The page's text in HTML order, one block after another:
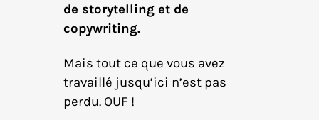
de storytelling et de
copywriting.
Mais tout ce que vous avez
travaillé jusqu’ici n’est pas
perdu. OUF !